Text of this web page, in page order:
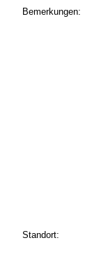
Bemerkungen:
Standort: